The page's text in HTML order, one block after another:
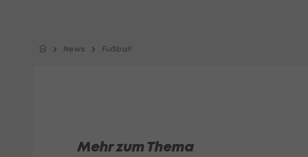
News Fußball
Mehr zum Thema